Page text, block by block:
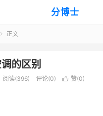
分博士
 正文
的区别
阅读(396) 评论(0)  赞(0)